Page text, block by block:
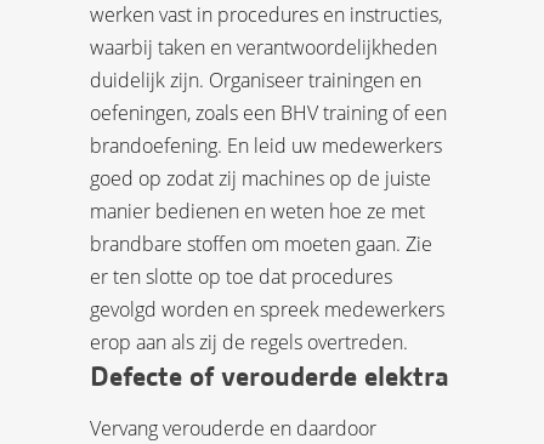
werken vast in procedures en instructies,
waarbij taken en verantwoordelijkheden
duidelijk zijn. Organiseer trainingen en
oefeningen, zoals een BHV training of een
brandoefening. En leid uw medewerkers
goed op zodat zij machines op de juiste
manier bedienen en weten hoe ze met
brandbare stoffen om moeten gaan. Zie
er ten slotte op toe dat procedures
gevolgd worden en spreek medewerkers
erop aan als zij de regels overtreden.
Defecte of verouderde elektra
Vervang verouderde en daardoor